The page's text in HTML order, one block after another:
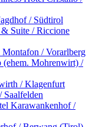
/ Südtirol
/ Riccione
/ Vorarlberg
Mohrenwirt) /
/ Klagenfurt
/